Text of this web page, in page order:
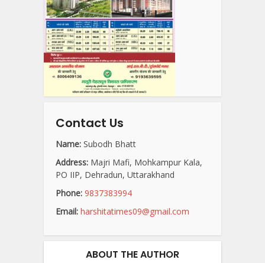
Contact Us
Name: Subodh Bhatt
Address: Majri Mafi, Mohkampur Kala,
PO IIP, Dehradun, Uttarakhand
Phone: 9837383994
Email: harshitatimes09@gmail.com
ABOUT THE AUTHOR